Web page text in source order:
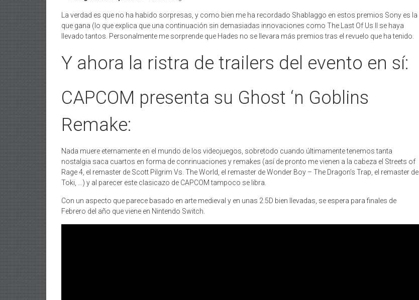
La verdad es que no ha habido sorpresas, y como bien me ha recordado Shablaggo en estos premios Sony es la
que gana (lo que explica que una continuación sin demasiadas innovaciones como The Last Of Us II se haya
llevado tantos. Personalmente me sorprende que Hades no se llevara más premios tras el revuelo que ha tenido.
Y ahora la ristra de trailers del evento en sí:
CAPCOM presenta su Ghost ‘n Goblins
Remake:
Nada muere eternamente en el mundo de los videojuegos, sobretodo cuando últimamente tenemos tanta
nostalgia saca cuartos en forma de conrinuaciones y remakes (así de pronto me vienen a la cabeza el Streets of
Rage 4, el remaster de Scott Pilgrim Vs. The World, el remaster de Wonder Boy – The Dragon’s Trap, el remaster de
Toki, …) y al parecer este clasicazo de CAPCOM tampoco se libra.
Con un aspecto que parece basado en arte medieval y en unas 2.5D bien llevadas, se espera para finales de
Febrero del año que viene en Nintendo Switch.